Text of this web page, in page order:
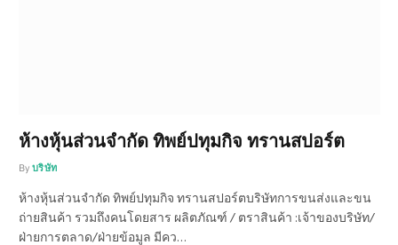
ห้างหุ้นส่วนจำกัด ทิพย์ปทุมกิจ ทรานสปอร์ต
By บริษัท
ห้างหุ้นส่วนจำกัด ทิพย์ปทุมกิจ ทรานสปอร์ตบริษัทการขนส่งและขน
ถ่ายสินค้า รวมถึงคนโดยสาร ผลิตภัณฑ์ / ตราสินค้า :เจ้าของบริษัท/
ฝ่ายการตลาด/ฝ่ายข้อมูล มีคว…